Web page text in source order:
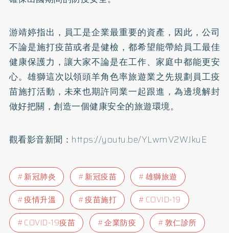
游靖婷指出，員工是企業最重要的資產，因此，公司
不論是施打疫苗或者是健檢，都希望能帶給員工最佳
健康保護力，讓大家不論是在工作、家庭中都能更安
心。雄獅這次以領頭羊角色率旅遊業之先規劃員工疫
苗施打活動，未來也期許同業一起跟進，為邊境解封
做好把關，創造一個健康安全的旅遊環境。
觀看影音新聞： https://youtu.be/YLwmV2WJkuE
新冠肺炎 新冠疫苗
雄獅旅遊
疫情升溫
疫苗施打
COVID-19
COVID-19疫苗
企業防疫
敦仁診所